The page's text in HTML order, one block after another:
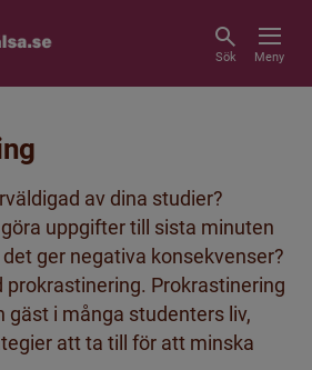
Sök Meny
av dina studier?
uppgifter till sista minuten
ger negativa konsekvenser?
prokrastinering. Prokrastinering
gäst i många studenters liv,
att ta till för att minska